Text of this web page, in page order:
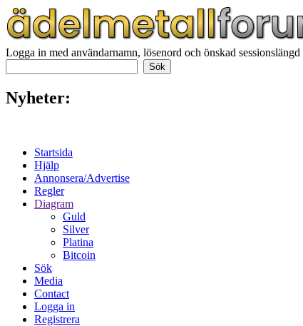
Logga in med användarnamn, lösenord och önskad sessionslängd
Nyheter:
Startsida
Hjälp
Annonsera/Advertise
Regler
Diagram
Guld
Silver
Platina
Bitcoin
Sök
Media
Contact
Logga in
Registrera